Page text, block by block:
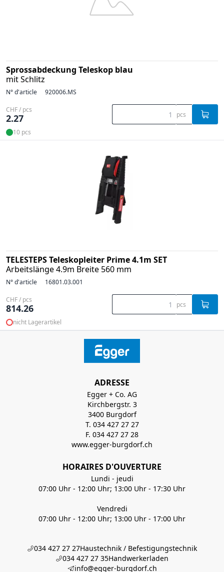
Sprossabdeckung Teleskop blau
mit Schlitz
N° d'article 920006.MS
CHF / pcs
2.27 pcs
10 pcs
TELESTEPS Teleskopleiter Prime 4.1m SET
Arbeitslänge 4.9m Breite 560 mm
N° d'article 16801.03.001
CHF / pcs
814.26 pcs
nicht Lagerartikel
ADRESSE
Egger + Co. AG
Kirchbergstr. 3
3400 Burgdorf
T. 034 427 27 27
F. 034 427 27 28
www.egger-burgdorf.ch
HORAIRES D'OUVERTURE
Lundi - jeudi
07:00 Uhr - 12:00 Uhr; 13:00 Uhr - 17:30 Uhr
Vendredi
07:00 Uhr - 12:00 Uhr; 13:00 Uhr - 17:00 Uhr
034 427 27 27Haustechnik / Befestigungstechnik
034 427 27 35Handwerkerladen
info@egger-burgdorf.ch